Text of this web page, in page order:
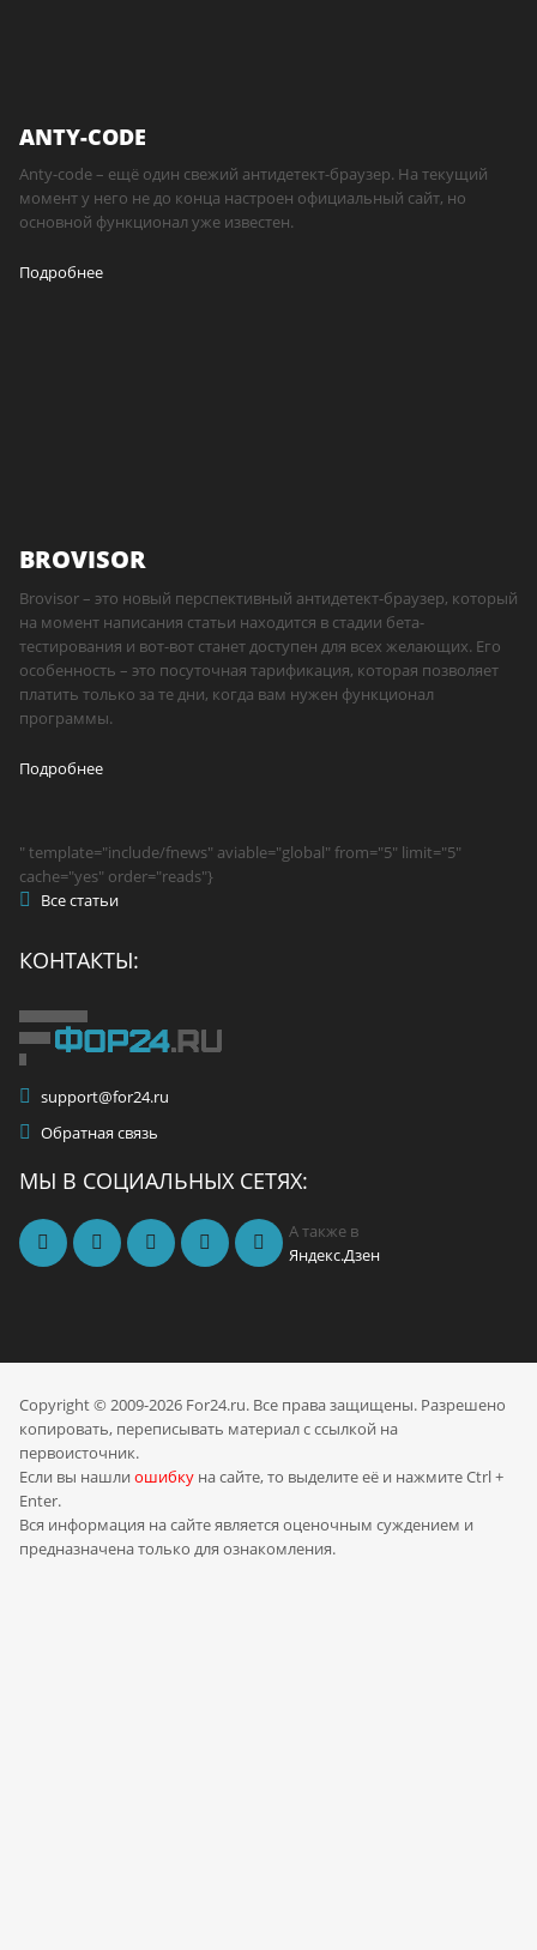
ANTY-CODE
Anty-code – ещё один свежий антидетект-браузер. На текущий
момент у него не до конца настроен официальный сайт, но
основной функционал уже известен.
Подробнее
BROVISOR
Brovisor – это новый перспективный антидетект-браузер, который
на момент написания статьи находится в стадии бета-
тестирования и вот-вот станет доступен для всех желающих. Его
особенность – это посуточная тарификация, которая позволяет
платить только за те дни, когда вам нужен функционал
программы.
Подробнее
" template="include/fnews" aviable="global" from="5" limit="5"
cache="yes" order="reads"}
Все статьи
КОНТАКТЫ:
support@for24.ru
Обратная связь
МЫ В СОЦИАЛЬНЫХ СЕТЯХ:
А также в
Яндекс.Дзен
Copyright © 2009-2026 For24.ru. Все права защищены. Разрешено
копировать, переписывать материал с ссылкой на
первоисточник.
Если вы нашли ошибкуна сайте, то выделите её и нажмите Ctrl +
Enter.
Вся информация на сайте является оценочным суждением и
предназначена только для ознакомления.